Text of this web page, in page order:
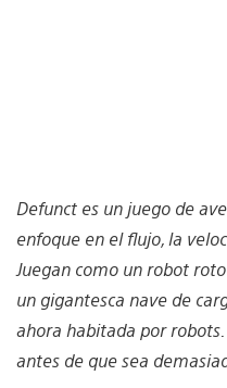
Defunct es un juego de
enfoque en el flujo, la
Juegan como un robot
un gigantesca nave de
ahora habitada por
antes de que sea